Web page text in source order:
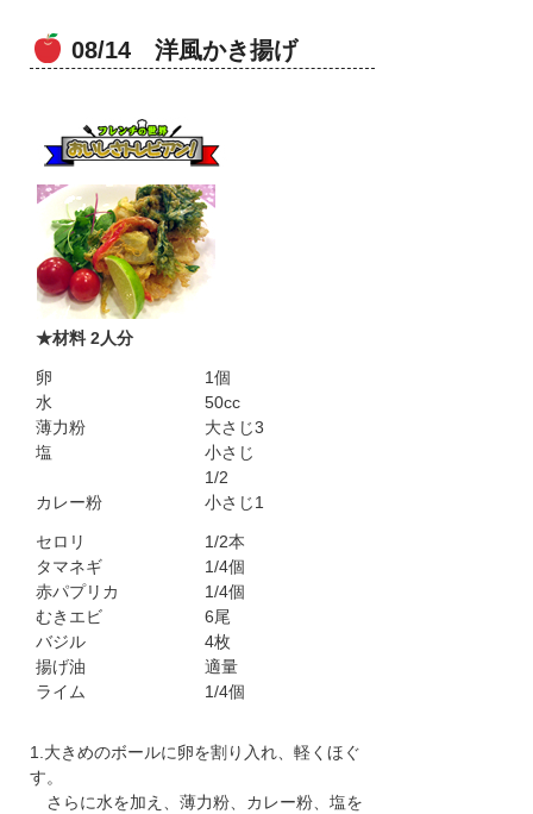
08/14 洋風かき揚げ
★材料 2人分
卵
1個
水
50cc
薄力粉
大さじ3
塩
小さじ
1/2
カレー粉
小さじ1
セロリ
1/2本
タマネギ
1/4個
赤パプリカ
1/4個
むきエビ
6尾
バジル
4枚
揚げ油
適量
ライム
1/4個
1.大きめのボールに卵を割り入れ、軽くほぐ
す。
さらに水を加え、薄力粉、カレー粉、塩を